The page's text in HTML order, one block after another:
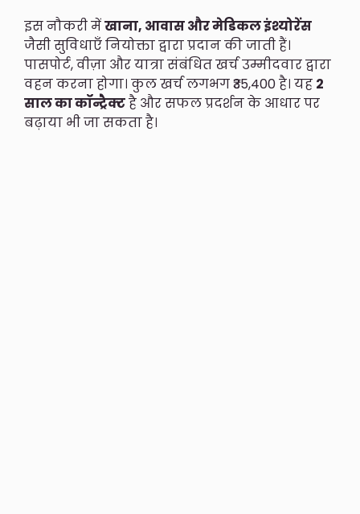
इस नौकरी मेंखाना, आवास और मेडिकल इंश्योरेंस
जैसी सुविधाएँ नियोक्ता द्वारा प्रदान की जाती हैं।
पासपोर्ट, वीज़ा और यात्रा संबंधित खर्च उम्मीदवार द्वारा
वहन करना होगा। कुल खर्च लगभग ₹35,400 है। यह 2
साल का कॉन्ट्रैक्टहै और सफल प्रदर्शन के आधार पर
बढ़ाया भी जा सकता है।